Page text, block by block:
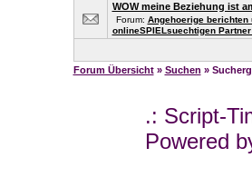
WOW meine Beziehung ist
Forum: Angehoerige berichten
onlineSPIELsuechtigen
Forum Übersicht» Suchen »
.: Script-
Powered